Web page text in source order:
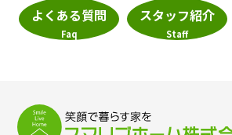
よくある質問
Faq
スタッフ紹介
Staff